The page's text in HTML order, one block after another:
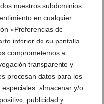
nuestros subdominios.
en cualquier
«Preferencias de
inferior de su pantalla.
comprometemos a
transparente y
procesan datos para los
almacenar y/o
publicidad y